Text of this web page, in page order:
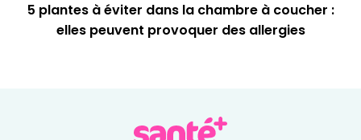
5 plantes à éviter dans la chambre à coucher :
elles peuvent provoquer des allergies